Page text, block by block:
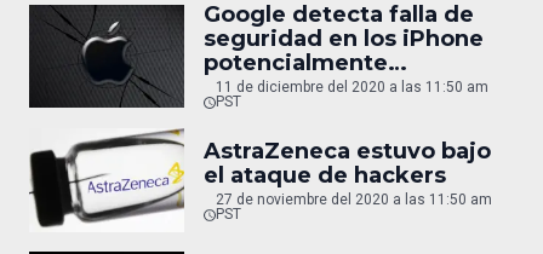
Google detecta falla de
seguridad en los iPhone
potencialmente
catastrófica
11 de diciembre del 2020 a las 11:50 am
PST
AstraZeneca estuvo bajo
el ataque de hackers
27 de noviembre del 2020 a las 11:50 am
PST